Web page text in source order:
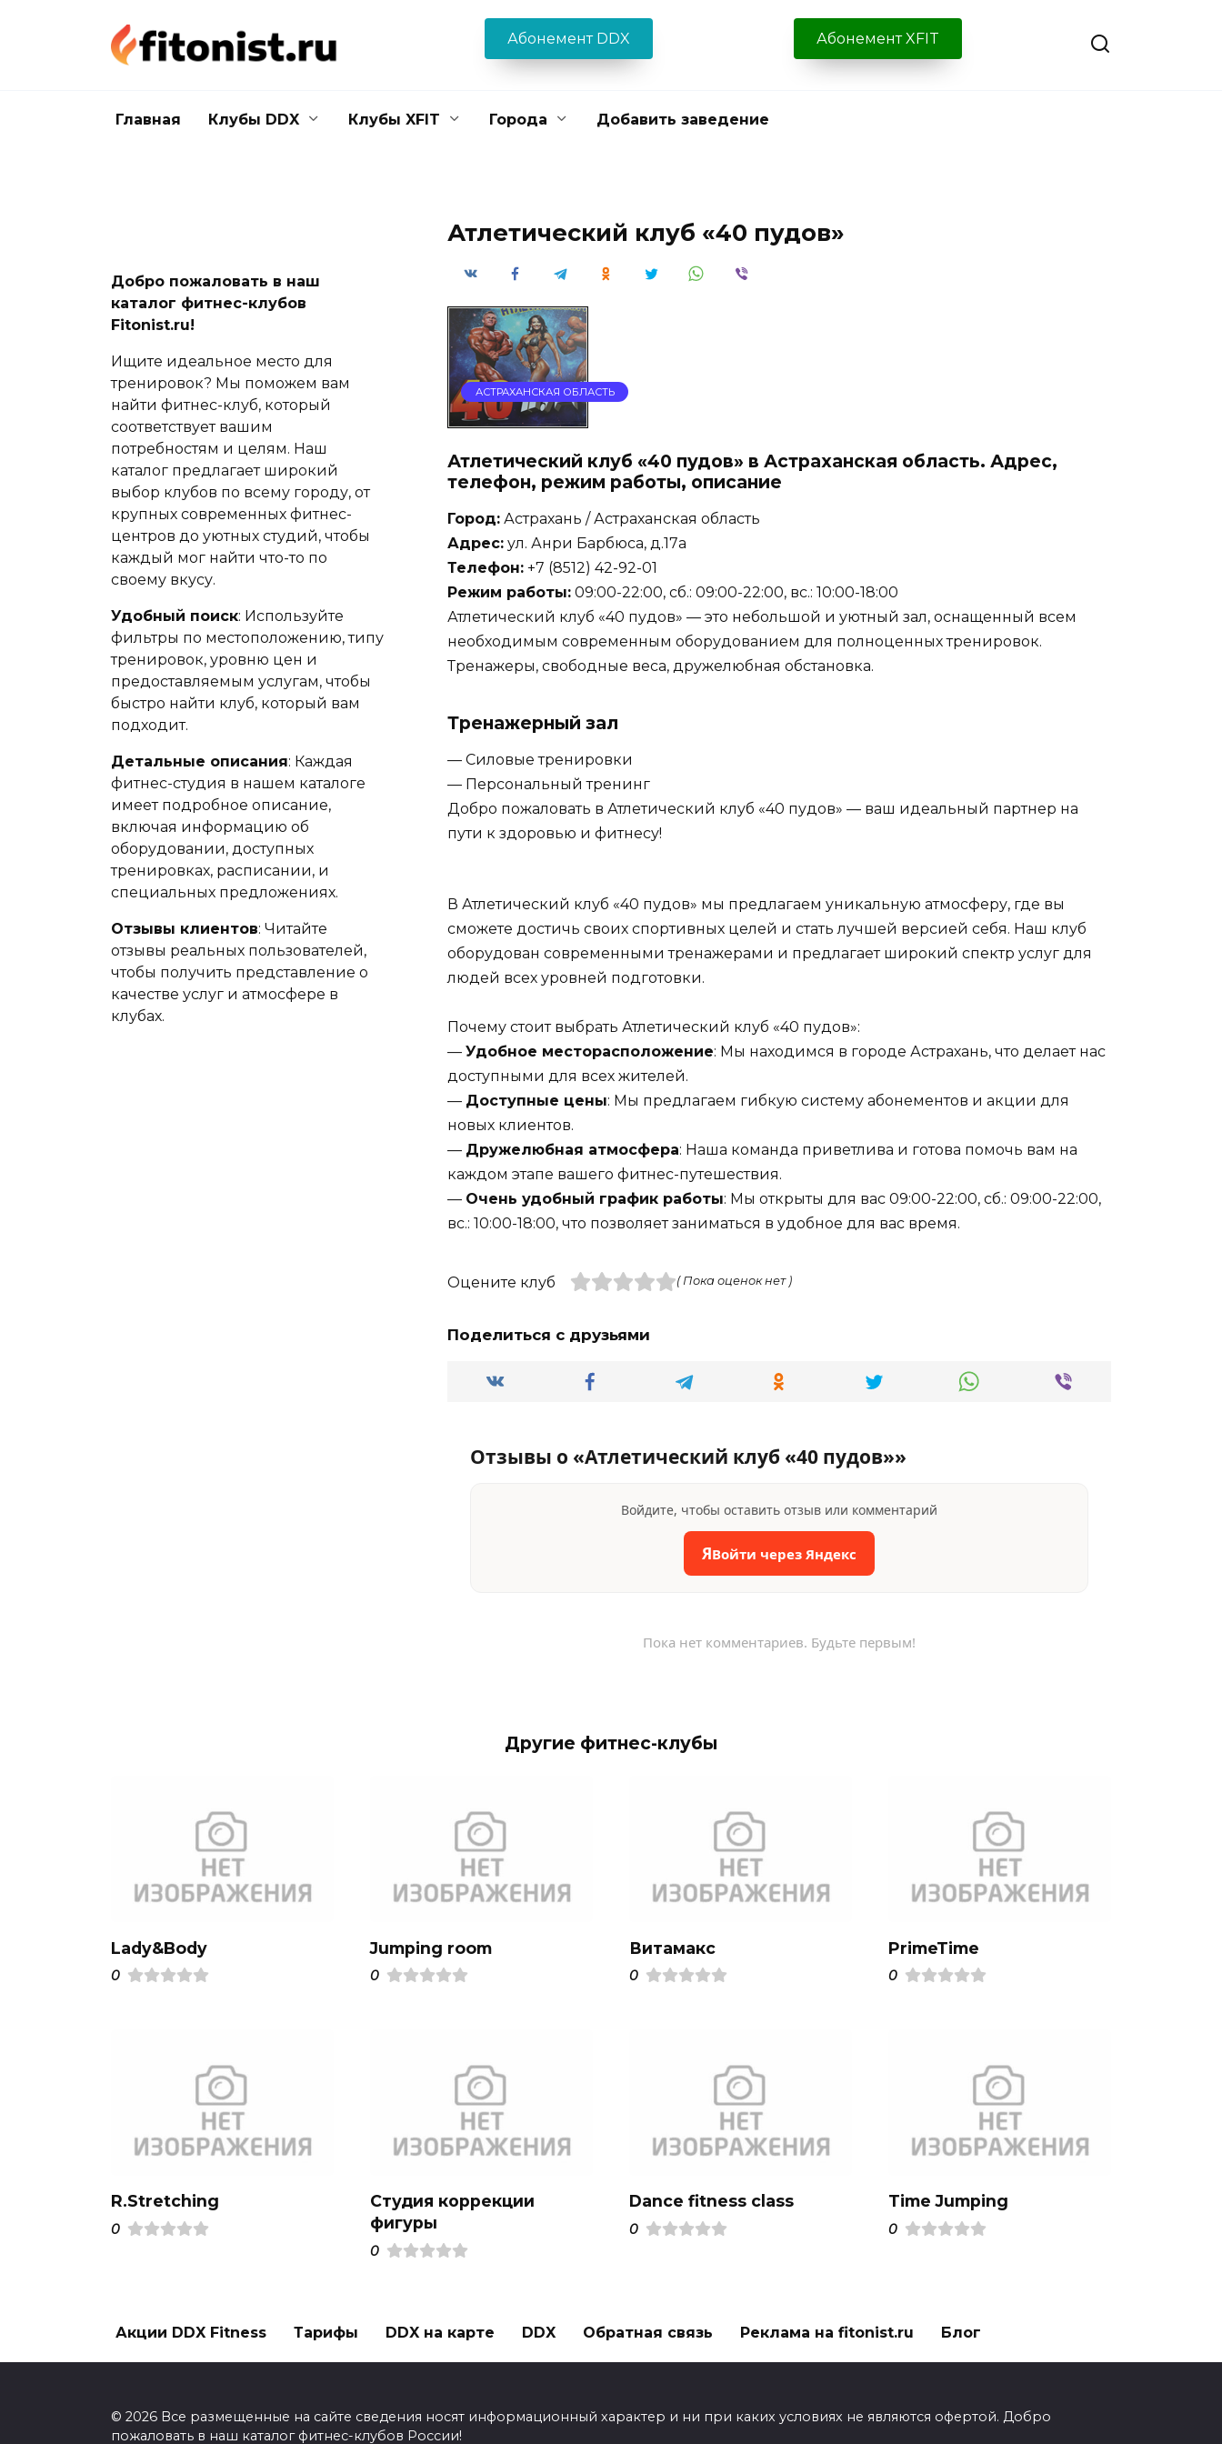
Абонемент DDX Абонемент XFIT
Главная Клубы DDX Клубы XFIT Города Добавить заведение
Атлетический клуб «40 пудов»
АСТРАХАНСКАЯ ОБЛАСТЬ
Атлетический клуб «40 пудов» в Астраханская область. Адрес,
телефон, режим работы, описание
Город: Астрахань / Астраханская область
Адрес: ул. Анри Барбюса, д.17а
Телефон: +7 (8512) 42-92-01
Режим работы: 09:00-22:00, сб.: 09:00-22:00, вс.: 10:00-18:00
Атлетический клуб «40 пудов» — это небольшой и уютный зал, оснащенный всем
необходимым современным оборудованием для полноценных тренировок.
Тренажеры, свободные веса, дружелюбная обстановка.
Тренажерный зал
— Силовые тренировки
— Персональный тренинг
Добро пожаловать в Атлетический клуб «40 пудов» — ваш идеальный партнер на
пути к здоровью и фитнесу!
В Атлетический клуб «40 пудов» мы предлагаем уникальную атмосферу, где вы
сможете достичь своих спортивных целей и стать лучшей версией себя. Наш клуб
оборудован современными тренажерами и предлагает широкий спектр услуг для
людей всех уровней подготовки.
Почему стоит выбрать Атлетический клуб «40 пудов»:
— Удобное месторасположение: Мы находимся в городе Астрахань, что делает нас
доступными для всех жителей.
— Доступные цены: Мы предлагаем гибкую систему абонементов и акции для
новых клиентов.
— Дружелюбная атмосфера: Наша команда приветлива и готова помочь вам на
каждом этапе вашего фитнес-путешествия.
— Очень удобный график работы: Мы открыты для вас 09:00-22:00, сб.: 09:00-22:00,
вс.: 10:00-18:00, что позволяет заниматься в удобное для вас время.
Оцените клуб ( Пока оценок нет )
Поделиться с друзьями
Отзывы о «Атлетический клуб «40 пудов»»
Войдите, чтобы оставить отзыв или комментарий
ЯВойти через Яндекс
Пока нет комментариев. Будьте первым!
Добро пожаловать в наш
каталог фитнес-клубов
Fitonist.ru!
Ищите идеальное место для
тренировок? Мы поможем вам
найти фитнес-клуб, который
соответствует вашим
потребностям и целям. Наш
каталог предлагает широкий
выбор клубов по всему городу, от
крупных современных фитнес-
центров до уютных студий, чтобы
каждый мог найти что-то по
своему вкусу.
Удобный поиск: Используйте
фильтры по местоположению, типу
тренировок, уровню цен и
предоставляемым услугам, чтобы
быстро найти клуб, который вам
подходит.
Детальные описания: Каждая
фитнес-студия в нашем каталоге
имеет подробное описание,
включая информацию об
оборудовании, доступных
тренировках, расписании, и
специальных предложениях.
Отзывы клиентов: Читайте
отзывы реальных пользователей,
чтобы получить представление о
качестве услуг и атмосфере в
клубах.
Другие фитнес-клубы
Lady&Body
0
Jumping room
0
Витамакс
0
PrimeTime
0
R.Stretching
0
Студия коррекции
фигуры
0
Dance fitness class
0
Time Jumping
0
Акции DDX Fitness Тарифы DDX на карте DDX Обратная связь Реклама на fitonist.ru Блог
© 2026 Все размещенные на сайте сведения носят информационный характер и ни при каких условиях не являются офертой. Добро
пожаловать в наш каталог фитнес-клубов России!